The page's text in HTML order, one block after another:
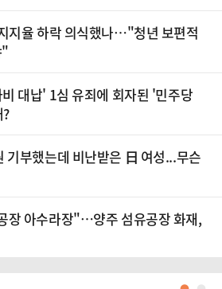
지율 하락 의식했나…"청년 보편적
"
대납' 1심 유죄에 회자된 '민주당
기부했는데 비난받은 日 여성...무슨
장 아수라장"…양주 섬유공장 화재,